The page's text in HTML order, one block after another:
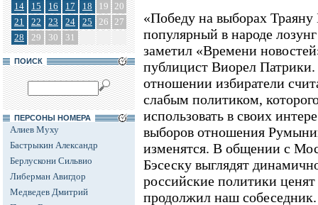
14
15 16 17 18 19 20
21
22 23 24 25 26 27
28
29 30 31
ПОИСК
ПЕРСОНЫ НОМЕРА
Алиев Муху
Бастрыкин Александр
Берлускони Сильвио
Либерман Авигдор
Медведев Дмитрий
«Победу на выборах
популярный в народе
заметил «Времени
публицист Виорел Патрики.
отношении избиратели
слабым политиком,
использовать в своих
выборов отношения
изменятся. В общении с
Бэсеску выглядят
российские политики
продолжил наш